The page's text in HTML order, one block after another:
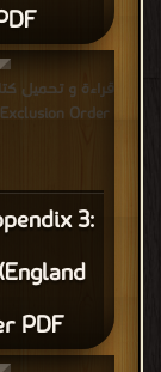
3:
PDF
Order